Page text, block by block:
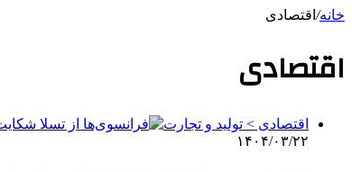
خانه/ اقتصادی
اقتصادی
اقتصادی > تولید و تجارت
۱۴۰۴/۰۳/۲۲